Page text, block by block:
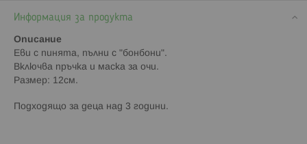
Информация за продукта
Описание
Еви с пинята, пълни с "бонбони".
Включва пръчка и маска за очи.
Размер: 12см.
Подходящо за деца над 3 години.